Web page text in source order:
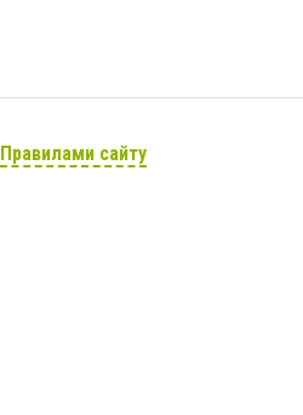
Правилами сайту